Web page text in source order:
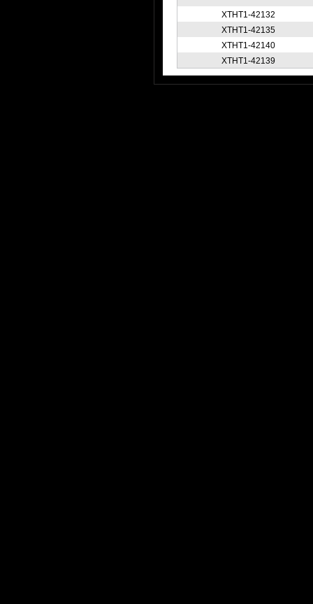
XTHT1-42132
XTHT1-42135
XTHT1-42140
XTHT1-42139